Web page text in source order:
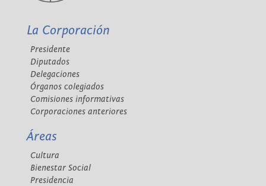
La Corporación
Presidente
Diputados
Delegaciones
Órganos colegiados
Comisiones informativas
Corporaciones anteriores
Áreas
Cultura
Bienestar Social
Presidencia